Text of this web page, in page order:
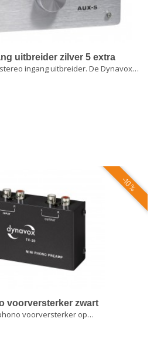
uitbreider zilver 5 extra
ingang uitbreider. De Dynavox…
-10%
voorversterker zwart
voorversterker op…